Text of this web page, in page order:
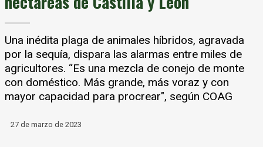
Una inédita plaga de animales híbridos, agravada
por la sequía, dispara las alarmas entre miles de
agricultores. “Es una mezcla de conejo de monte
con doméstico. Más grande, más voraz y con
mayor capacidad para procrear", según COAG
27 de marzo de 2023